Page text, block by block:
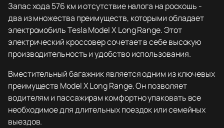
Запас хода 576 км и отсутствие налога на роскошь -
два из множества преимуществ, которыми обладает
электромобиль Tesla Model X Long Range. Этот
электрический кроссовер сочетает в себе высокую
производительность и удобство использования.
Вместительный багажник является одним из ключевых
преимуществ Model X Long Range. Он позволяет
водителям и пассажирам комфортно упаковать все
необходимое для длительных поездок или семейных
выездов.